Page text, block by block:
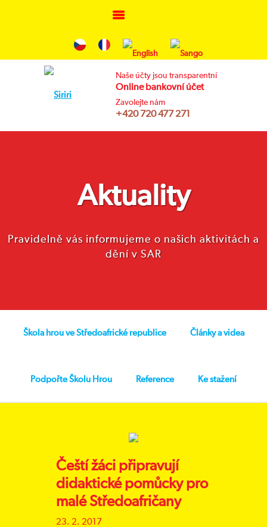
Vyhledávání
Naše účty jsou transparentní
Online bankovní účet
Zavolejte nám
+420 720 477 271
Aktuality
Pravidelně vás informujeme o našich aktivitách a
dění v SAR
Škola hrou ve Středoafrické republice Články a videa
Podpořte Školu Hrou Reference Ke stažení
Čeští žáci připravují
didaktické pomůcky pro
malé Středoafričany
23. 2. 2017